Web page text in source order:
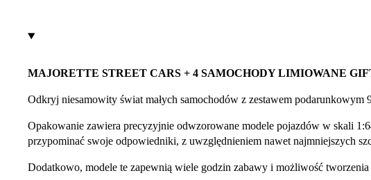
MAJORETTE STREET CARS + 4 SAMOCHODY LIMIOWANE
Odkryj niesamowity świat małych samochodów z zestawem
Opakowanie zawiera precyzyjnie odwzorowane modele pojazdów w skali
przypominać swoje odpowiedniki, z uwzględnieniem nawet najmniejszych
Dodatkowo, modele te zapewnią wiele godzin zabawy i możliwość